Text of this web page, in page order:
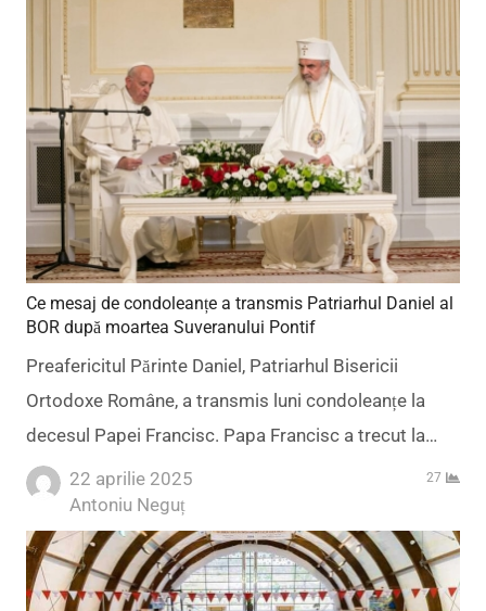
Ce mesaj de condoleanțe a transmis Patriarhul Daniel al
BOR după moartea Suveranului Pontif
Preafericitul Părinte Daniel, Patriarhul Bisericii
Ortodoxe Române, a transmis luni condoleanțe la
decesul Papei Francisc. Papa Francisc a trecut la…
22 aprilie 2025
Author
Antoniu Neguț
27